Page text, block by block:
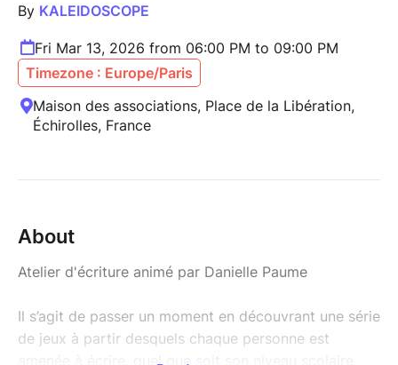
By KALEIDOSCOPE
Fri Mar 13, 2026 from 06:00 PM to 09:00 PM
Timezone : Europe/Paris
Maison des associations, Place de la Libération,
Échirolles, France
About
Atelier d'écriture animé par Danielle Paume
Il s’agit de passer un moment en découvrant une série
de jeux à partir desquels chaque personne est
amenée à écrire, quel que soit son niveau scolaire,